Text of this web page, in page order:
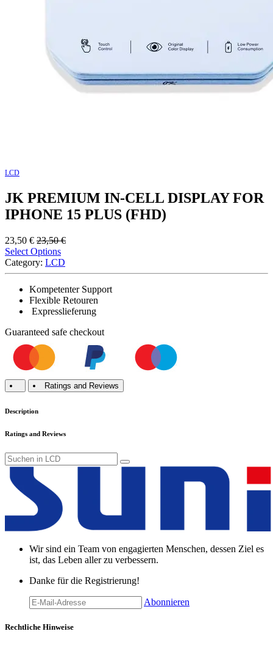
LCD
JK PREMIUM IN-CELL DISPLAY FOR
IPHONE 15 PLUS (FHD)
23,50 € 23,50€
Select Options
Category: LCD
Kompetenter Support
Flexible Retouren
Expresslieferung
Guaranteed safe checkout
Ratings and Reviews
Description
Ratings and Reviews
Wir sind ein Team von engagierten Menschen, dessen Ziel es
ist, das Leben aller zu verbessern.
Danke für die Registrierung!
Abonnieren
Rechtliche Hinweise